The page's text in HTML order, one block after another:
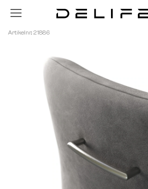
Zum Hauptinhalt springen
Artikelnr.: 21886